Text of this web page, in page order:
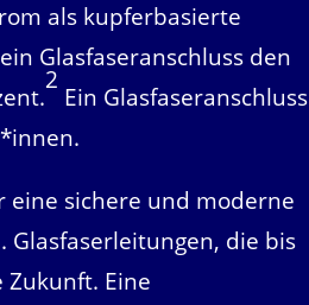
als kupferbasierte
Glasfaseranschluss den
2
Ein Glasfaseranschluss
eine sichere und moderne
die bis
Eine